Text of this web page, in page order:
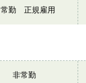
常勤 正規雇用
非常勤